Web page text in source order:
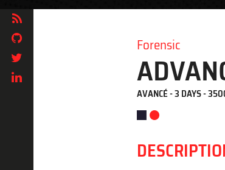
Forensic
AVANCÉ - 3 DAYS -